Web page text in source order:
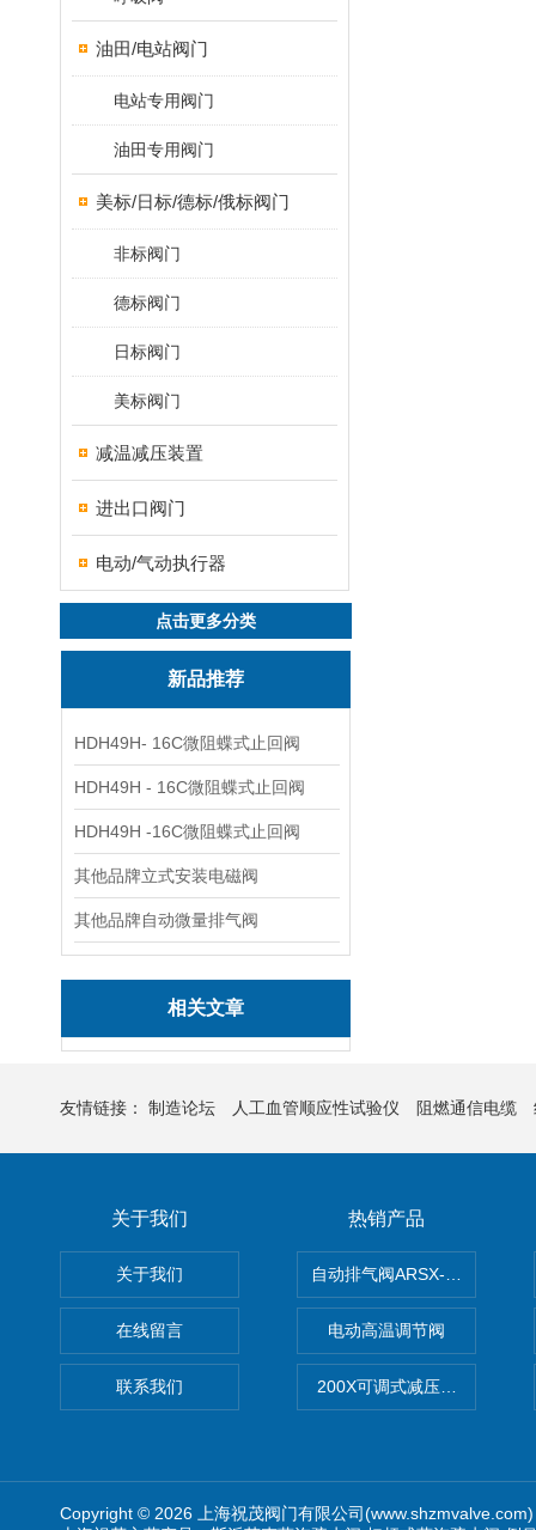
油田/电站阀门
电站专用阀门
油田专用阀门
美标/日标/德标/俄标阀门
非标阀门
德标阀门
日标阀门
美标阀门
减温减压装置
进出口阀门
电动/气动执行器
点击更多分类
新品推荐
HDH49H- 16C微阻蝶式止回阀
HDH49H - 16C微阻蝶式止回阀
HDH49H -16C微阻蝶式止回阀
其他品牌立式安装电磁阀
其他品牌自动微量排气阀
相关文章
友情链接： 制造论坛 人工血管顺应性试验仪 阻燃通信电缆
关于我们
关于我们
在线留言
联系我们
热销产品
自动排气阀ARSX-0015/
电动高温调节阀
200X可调式减压阀（减压稳
Copyright © 2026 上海祝茂阀门有限公司